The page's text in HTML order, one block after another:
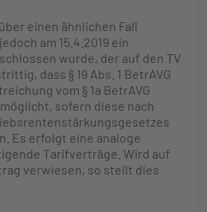
einen ähnlichen Fall
am 15.4.2019 ein
wurde, der auf den TV
dass § 19 Abs. 1 BetrAVG
vom § 1a BetrAVG
sofern diese nach
Es erfolgt eine analoge
Tarifverträge. Wird auf
verwiesen, so stellt dies